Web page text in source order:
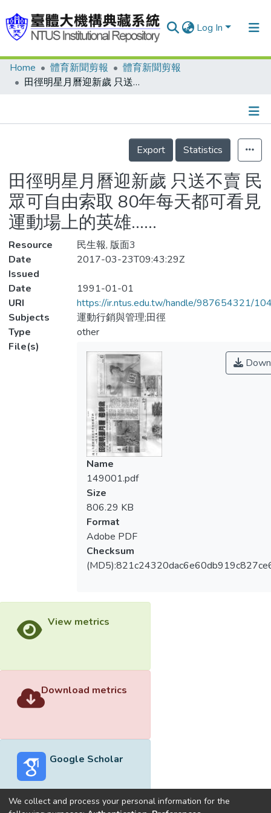
Log In
Communities & Collections
Statistics
Home 體育新聞剪報
體育新聞剪報
田徑明星月曆迎新歲 只送不賣 民眾可自由索取 80年每天都可看見運動場上的英雄……
Details
Export
Statistics
田徑明星月曆迎新歲 只送不賣 民
眾可自由索取 80年每天都可看見
運動場上的英雄……
Resource
民生報, 版面3
Date
Issued
2017-03-23T09:43:29Z
Date
1991-01-01
URI
https://ir.ntus.edu.tw/handle/987654321/
Subjects
運動行銷與管理;田徑
Type
other
File(s)
Name
149001.pdf
Size
806.29 KB
Format
Adobe PDF
Checksum
View metrics
Download metrics
Google Scholar
We collect and process your personal information for the